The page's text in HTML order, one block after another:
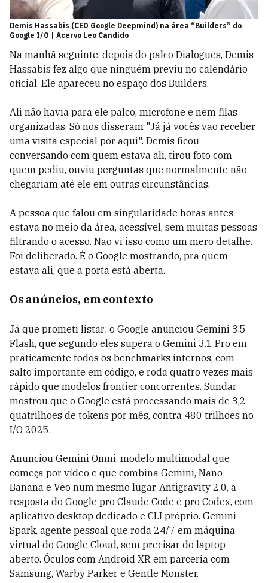
Demis Hassabis (CEO Google Deepmind) na área “Builders” do
Google I/O | Acervo Leo Candido
Na manhã seguinte, depois do palco Dialogues, Demis
Hassabis fez algo que ninguém previu no calendário
oficial. Ele apareceu no espaço dos Builders.
Ali não havia para ele palco, microfone e nem filas
organizadas. Só nos disseram "Já já vocês vão receber
uma visita especial por aqui". Demis ficou
conversando com quem estava ali, tirou foto com
quem pediu, ouviu perguntas que normalmente não
chegariam até ele em outras circunstâncias.
A pessoa que falou em singularidade horas antes
estava no meio da área, acessível, sem muitas pessoas
filtrando o acesso. Não vi isso como um mero detalhe.
Foi deliberado. É o Google mostrando, pra quem
estava ali, que a porta está aberta.
Os anúncios, em contexto
Já que prometi listar: o Google anunciou Gemini 3.5
Flash, que segundo eles supera o Gemini 3.1 Pro em
praticamente todos os benchmarks internos, com
salto importante em código, e roda quatro vezes mais
rápido que modelos frontier concorrentes. Sundar
mostrou que o Google está processando mais de 3,2
quatrilhões de tokens por mês, contra 480 trilhões no
I/O 2025.
Anunciou Gemini Omni, modelo multimodal que
começa por vídeo e que combina Gemini, Nano
Banana e Veo num mesmo lugar. Antigravity 2.0, a
resposta do Google pro Claude Code e pro Codex, com
aplicativo desktop dedicado e CLI próprio. Gemini
Spark, agente pessoal que roda 24/7 em máquina
virtual do Google Cloud, sem precisar do laptop
aberto. Óculos com Android XR em parceria com
Samsung, Warby Parker e Gentle Monster.